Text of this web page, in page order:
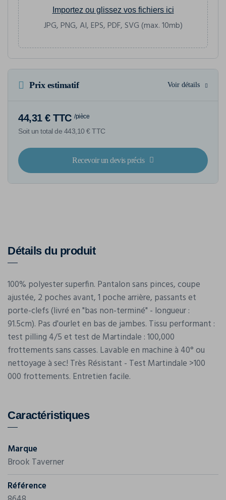
Importez ou glissez vos fichiers ici
JPG, PNG, AI, EPS, PDF, SVG (max. 10mb)
Prix estimatif Voir détails
44,31 € TTC /pièce
Soit un total de 443,10 € TTC
Recevoir un devis précis
Détails du produit
100% polyester superfin. Pantalon sans pinces, coupe
ajustée, 2 poches avant, 1 poche arrière, passants et
porte-clefs (livré en "bas non-terminé" - longueur :
91.5cm). Pas d'ourlet en bas de jambes. Tissu performant :
test pilling 4/5 et test de Martindale : 100,000
frottements sans casses. Lavable en machine à 40° ou
nettoyage à sec! Très Résistant - Test Martindale >100
000 frottements. Entretien facile.
Caractéristiques
Marque
Brook Taverner
Référence